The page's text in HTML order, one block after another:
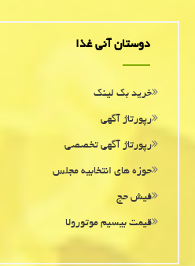
دوستان آنی غذا
خرید بک لینک
رپورتاژ آگهی
رپورتاژ آگهی تخصصی
حوزه های انتخابیه مجلس
فیش حج
قیمت بیسیم موتورولا